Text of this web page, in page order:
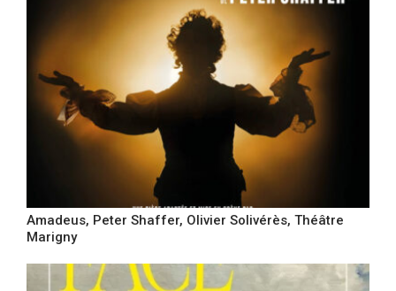
Amadeus, Peter Shaffer, Olivier Solivérès, Théâtre
Marigny